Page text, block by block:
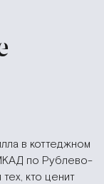
в коттеджном
по Рублево-
кто ценит